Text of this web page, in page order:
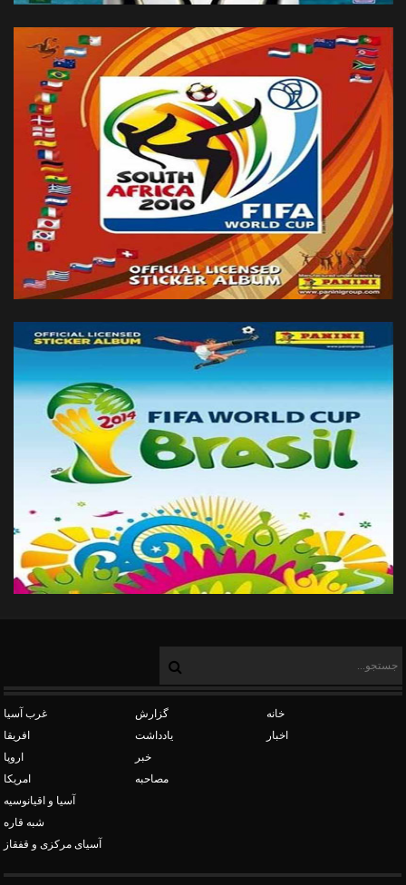
غرب آسیا
افریقا
اروپا
امریکا
آسیا و اقیانوسیه
شبه قاره
آسیای مرکزی و قفقاز
گزارش
یادداشت
خبر
مصاحبه
خانه
اخبار